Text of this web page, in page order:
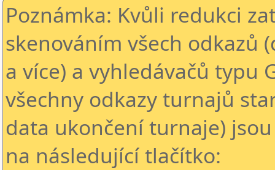
Poznámka: Kvůli redukci
skenováním všech odkazů
a více) a vyhledávačů typu
všechny odkazy turnajů
data ukončení turnaje)
na následující tlačítko: